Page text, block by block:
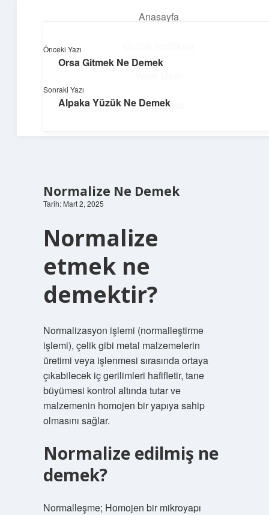
Anasayfa
Hakkımızda
Normalize Ne Demek
Tarih: Mart 2, 2025
Normalize
etmek ne
demektir?
Normalizasyon işlemi (normalleştirme
işlemi), çelik gibi metal malzemelerin
üretimi veya işlenmesi sırasında ortaya
çıkabilecek iç gerilimleri hafifletir, tane
büyümesi kontrol altında tutar ve
malzemenin homojen bir yapıya sahip
olmasını sağlar.
Normalize edilmiş ne
demek?
Normalleşme; Homojen bir mikroyapı
Önceki Yazı
Orsa Gitmek Ne Demek
Sonraki Yazı
Alpaka Yüzük Ne Demek